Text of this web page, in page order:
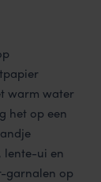
warm water
het op een
lente-ui en
garnalen op